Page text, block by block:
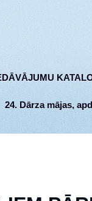
24. Dārza mājas,